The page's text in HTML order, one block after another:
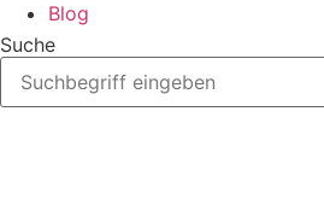
Blog
Suche